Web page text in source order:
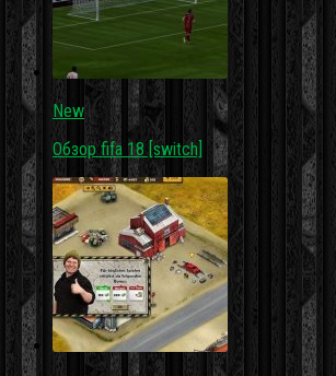
New
Обзор fifa 18 [switch]